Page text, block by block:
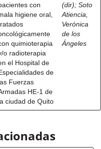
con
higiene oral,
quimioterapia
o radioterapia
el Hospital de
de
Fuerzas
HE-1 de
ciudad de Quito
(dir); Soto
Atiencia,
Verónica
de los
Ángeles